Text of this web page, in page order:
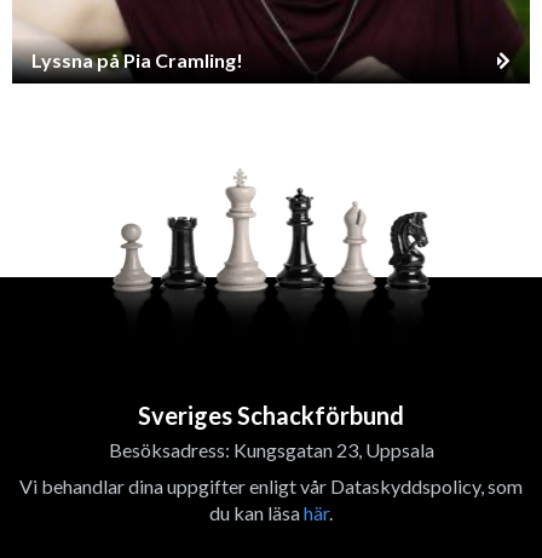
Lyssna på Pia Cramling!
Sveriges Schackförbund
Besöksadress: Kungsgatan 23, Uppsala
Vi behandlar dina uppgifter enligt vår Dataskyddspolicy, som
du kan läsahär.